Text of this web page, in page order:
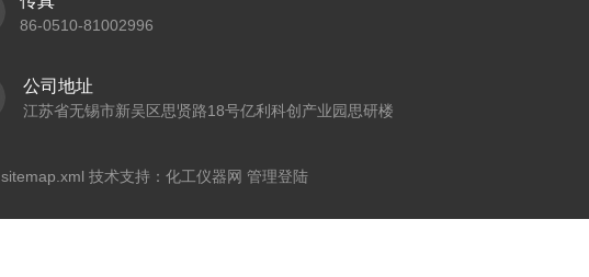
86-0510-81002996
公司地址
江苏省无锡市新吴区思贤路18号亿利科创产业园思研楼
sitemap.xml 技术支持： 化工仪器网 管理登陆